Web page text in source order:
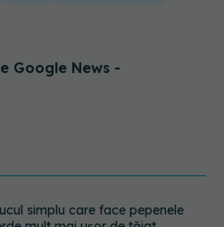
Google News -
de autism la fete au